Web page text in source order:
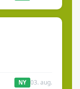
NY 03. aug.